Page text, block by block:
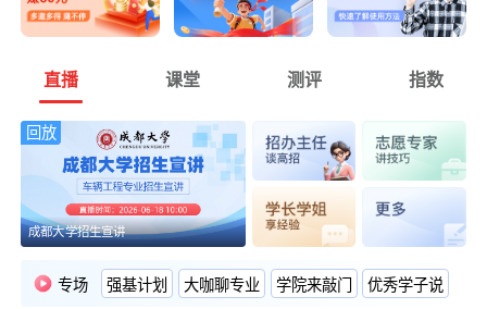
直播 课堂 测评 指数
回放
成都大学招生宣讲
专场 强基计划 大咖聊专业 学院来敲门 优秀学子说